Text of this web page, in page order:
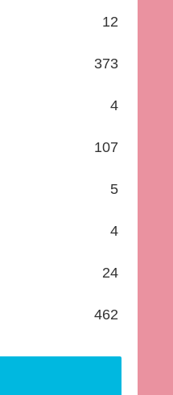
12
373
4
107
5
4
24
462